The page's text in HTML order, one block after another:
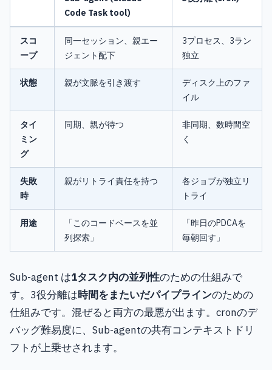
Code Task tool)
スコ
ープ
同一セッション、親エー
ジェント配下
3プロセス、3ラン
独立
状態 親が文脈を引き渡す
ディスク上のファ
イル
タイ
ミン
グ
同期、親が待つ
非同期、数時間空
く
失敗
時
親がリトライ責任を持つ
各ジョブが独立リ
トライ
用途
「このコードベースを並
列探索」
「昨日のPDCAを
毎朝回す」
Sub-agent は1タスク内の並列性のための仕組みで
す。3役分離は時間をまたいだパイプラインのための
仕組みです。混ぜると両方の最悪が出ます。cronのデ
バッグ難易度に、Sub-agentの共有コンテキストドリ
フトが上乗せされます。